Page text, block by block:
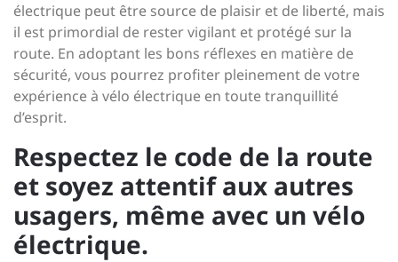
électrique peut être source de plaisir et de liberté, mais
il est primordial de rester vigilant et protégé sur la
route. En adoptant les bons réflexes en matière de
sécurité, vous pourrez profiter pleinement de votre
expérience à vélo électrique en toute tranquillité
d’esprit.
Respectez le code de la route
et soyez attentif aux autres
usagers, même avec un vélo
électrique.